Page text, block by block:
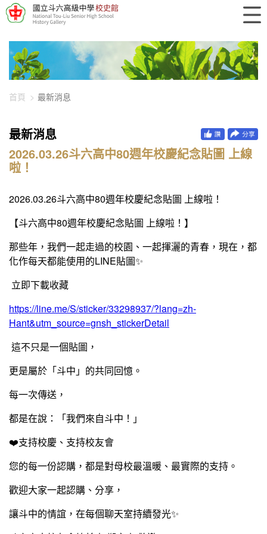
448-1182
首頁 最新消息
最新消息
2026.03.26斗六高中80週年校慶紀念貼圖 上線
啦！
2026.03.26斗六高中80週年校慶紀念貼圖 上線啦！
【斗六高中80週年校慶紀念貼圖 上線啦！】
那些年，我們一起走過的校園、一起揮灑的青春，現在，都
化作每天都能使用的LINE貼圖✨
立即下載收藏
https://line.me/S/sticker/33298937/?lang=zh-
Hant&utm_source=gnsh_stickerDetail
這不只是一個貼圖，
更是屬於「斗中」的共同回憶。
每一次傳送，
都是在說：「我們來自斗中！」
❤️支持校慶、支持校友會
您的每一份認購，都是對母校最溫暖、最實際的支持。
歡迎大家一起認購、分享，
讓斗中的情誼，在每個聊天室持續發光✨